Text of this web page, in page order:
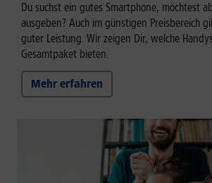
Du suchst ein gutes Smartphone, möchtest
ausgeben? Auch im günstigen Preisbereich
guter Leistung. Wir zeigen Dir, welche
Gesamtpaket bieten.
Mehr erfahren